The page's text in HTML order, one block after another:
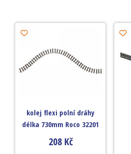
kolej flexi polní dráhy
délka 730mm Roco 32201
208 Kč